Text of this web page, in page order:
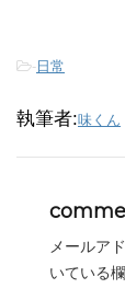
- 日常
執筆者:味くん
メールア
いている